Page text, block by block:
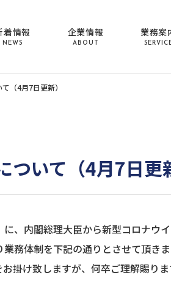
着情報
NEWS
企業情報
ABOUT
業務案
（4月7日更新）
いて（4月7日更
、内閣総理大臣から新型コロナウ
務体制を下記の通りとさせて頂きま
掛け致しますが、何卒ご理解賜りま